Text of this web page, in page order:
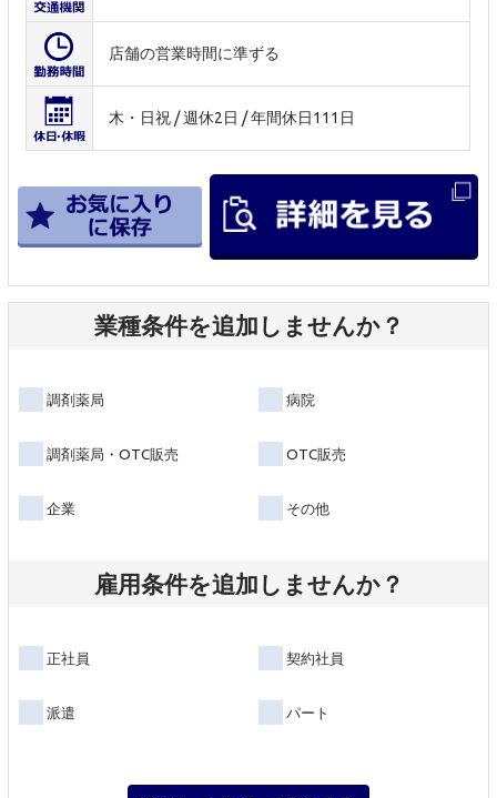
店舗の営業時間に準ずる
木・日祝 / 週休2日 / 年間休日111日
業種条件を追加しませんか？
調剤薬局 病院
調剤薬局・OTC販売 OTC販売
企業 その他
雇用条件を追加しませんか？
正社員 契約社員
派遣 パート